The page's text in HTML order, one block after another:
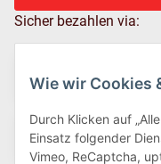
Wie wir Cookies
Durch Klicken auf
Einsatz folgender
Vimeo, ReCaptcha,
Sicher bezahlen via: